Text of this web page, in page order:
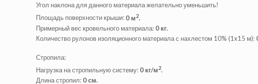
Угол наклона для данного материала желательно уменьшить!
Площадь поверхности крыши: 0 м2.
Примерный вес кровельного материала: 0 кг.
Количество рулонов изоляционного материала с нахлестом 10% (1x15 м):
Стропила:
Нагрузка на стропильную систему: 0 кг/м2.
Длина стропил: 0см.